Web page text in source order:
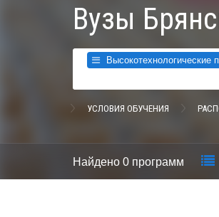
Вузы
Высокотехнологические
УСЛОВИЯ ОБУЧЕНИЯ
Найдено 0 программ